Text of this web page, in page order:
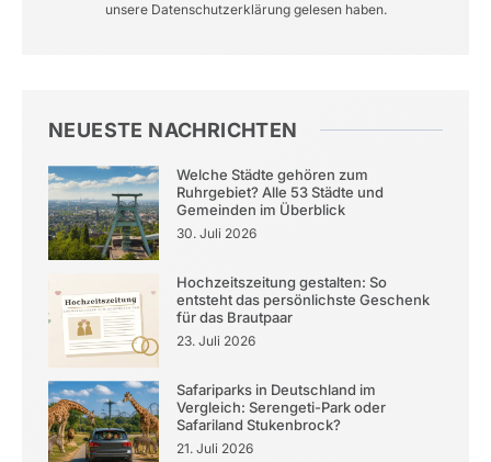
unsere Datenschutzerklärung gelesen haben.
NEUESTE NACHRICHTEN
Welche Städte gehören zum
Ruhrgebiet? Alle 53 Städte und
Gemeinden im Überblick
30. Juli 2026
Hochzeitszeitung gestalten: So
entsteht das persönlichste Geschenk
für das Brautpaar
23. Juli 2026
Safariparks in Deutschland im
Vergleich: Serengeti-Park oder
Safariland Stukenbrock?
21. Juli 2026